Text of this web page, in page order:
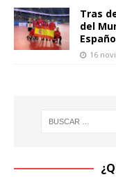
Tras
del
16